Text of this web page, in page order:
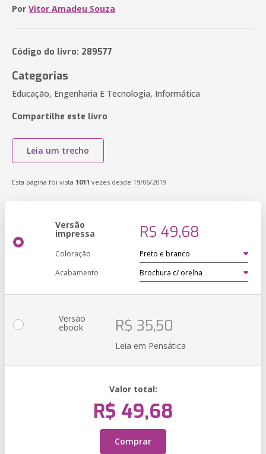
Por Vitor Amadeu Souza
Código do livro: 289577
Categorias
Educação, Engenharia E Tecnologia, Informática
Compartilhe este livro
Leia um trecho
Esta página foi vista 1011 vezes desde 19/06/2019
Versão
impressa R$ 49,68
Coloração
Acabamento
Versão
ebook R$ 35,50
Leia em Pensática
Valor total:
R$ 49,68
Comprar